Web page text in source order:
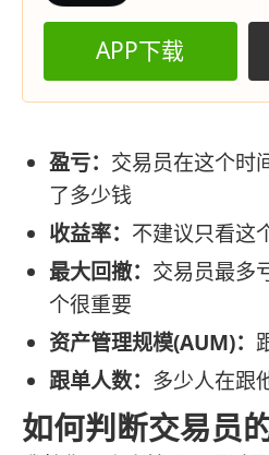
APP下载
盈亏： 交易员在这个时
了多少钱
收益率： 不建议只看这
最大回撤： 交易员最多
个很重要
资产管理规模(AUM)：
跟单人数： 多少人在跟
如何判断交易员